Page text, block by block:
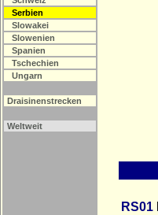
Serbien
Slowakei
Slowenien
Spanien
Tschechien
Ungarn
Draisinenstrecken
Weltweit
RS01